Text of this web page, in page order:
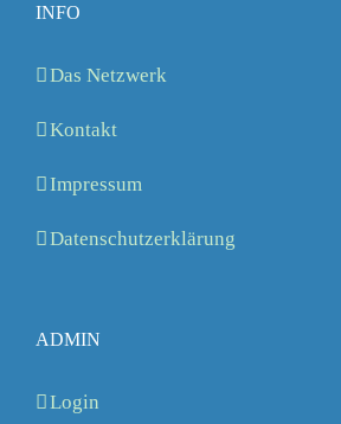
INFO
Das Netzwerk
Kontakt
Impressum
Datenschutzerklärung
ADMIN
Login